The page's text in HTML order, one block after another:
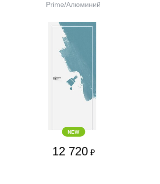
Prime/Алюминий
NEW
12 720 ₽